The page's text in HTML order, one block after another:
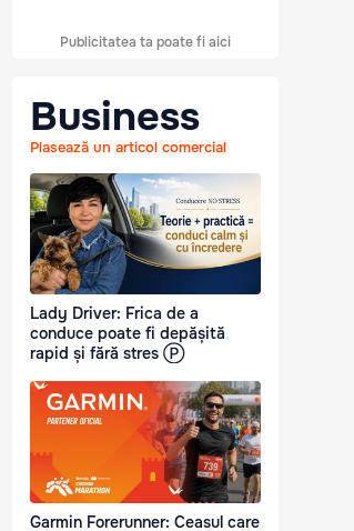
Publicitatea ta poate fi aici
Business
Plasează un articol comercial
Lady Driver: Frica de a
conduce poate fi depășită
rapid și fără stres Ⓟ
Garmin Forerunner: Ceasul care